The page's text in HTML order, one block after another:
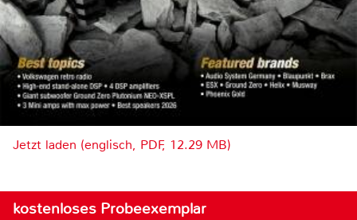
Jetzt laden (englisch, PDF, 12.29 MB)
kostenloses Probeexemplar